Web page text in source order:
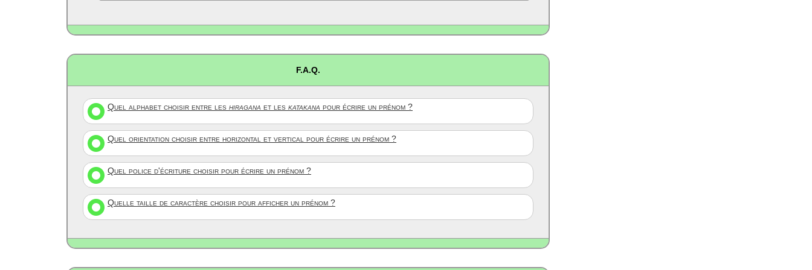
F.A.Q.
Quel alphabet choisir entre les hiragana et les katakana pour écrire un prénom ?
Quel orientation choisir entre horizontal et vertical pour écrire un prénom ?
Quel police d'écriture choisir pour écrire un prénom ?
Quelle taille de caractère choisir pour afficher un prénom ?